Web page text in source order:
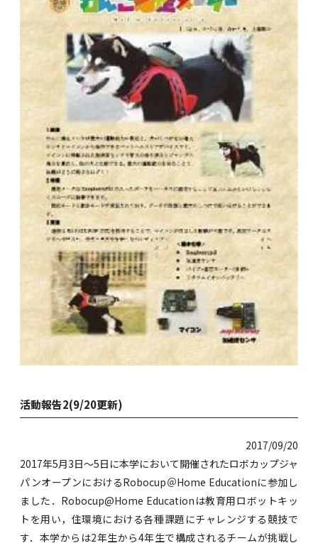
活動報告2(9/20更新)
2017/09/20
2017年5月3日～5日に本学において開催されたロボカップジャ
パンオープンにおけるRobocup＠Home Educationに参加し
ました．Robocup@Home Educationは教育用ロボットキッ
トを用い，住環境における各種課題にチャレンジする競技で
す．本学からは2年生から4年生で構成されるチームが挑戦し